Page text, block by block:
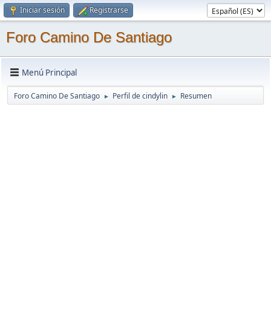
Iniciar sesión Registrarse
Foro Camino De Santiago
Menú Principal
Foro Camino De Santiago ► Perfil de cindylin ► Resumen